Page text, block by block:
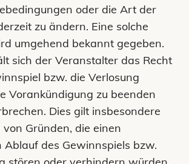
oder die Art der
zu ändern. Eine solche
umgehend bekannt gegeben.
sich der Veranstalter das Recht
bzw. die Verlosung
Vorankündigung zu beenden
Dies gilt insbesondere
Gründen, die einen
Ablauf des Gewinnspiels bzw.